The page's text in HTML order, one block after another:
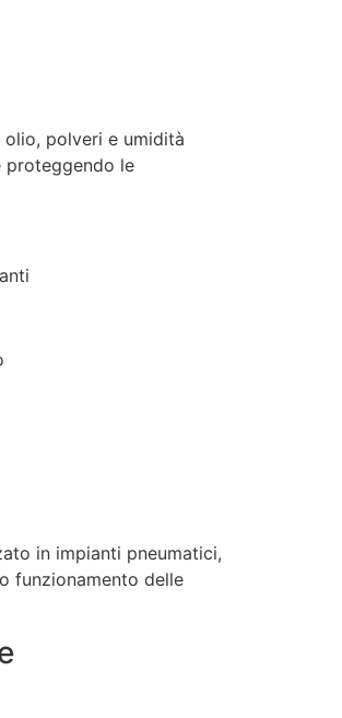
polveri e umidità
proteggendo le
in impianti pneumatici,
funzionamento delle